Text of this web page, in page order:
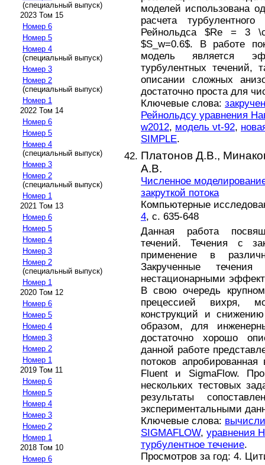
(специальный выпуск)
2023 Том 15
Номер 6
Номер 5
Номер 4
(специальный выпуск)
Номер 3
Номер 2
(специальный выпуск)
Номер 1
2022 Том 14
Номер 6
Номер 5
Номер 4
(специальный выпуск)
Номер 3
Номер 2
(специальный выпуск)
Номер 1
2021 Том 13
Номер 6
Номер 5
Номер 4
Номер 3
Номер 2
(специальный выпуск)
Номер 1
2020 Том 12
Номер 6
Номер 5
Номер 4
Номер 3
Номер 2
Номер 1
2019 Том 11
Номер 6
Номер 5
Номер 4
Номер 3
Номер 2
Номер 1
2018 Том 10
Номер 6
моделей использована
расчета
Рейнольдса $Re = 3
$S_w=0.6$. В работе
модель является
турбулентных течений,
описании сложных
достаточно проста для
Ключевые слова:
Рейнольдсу уравнения
w2012, модель νt-92,
SIMPLE.
Платонов Д.В.,
А.В.
Численное
закруткой потока
Компьютерные
4, с. 635-648
Данная работа
течений. Течения с
применение в
Закрученные
нестационарными
В свою очередь
прецессией вихря,
конструкций и
образом, для
достаточно хорошо
данной работе
потоков
Fluent и SigmaFlow.
нескольких тестовых
результаты
экспериментальными
Ключевые слова:
SIGMAFLOW, уравнения
турбулентное течение.
Просмотров за год: 4.